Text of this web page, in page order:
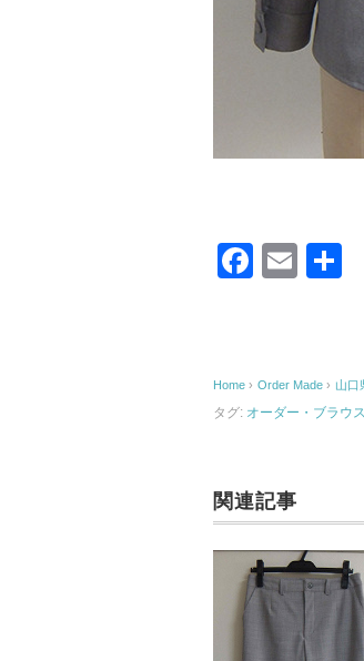
F
b
k
E
Home › Order Made › 山
タグ: オーダー・ブラウス
関連記事